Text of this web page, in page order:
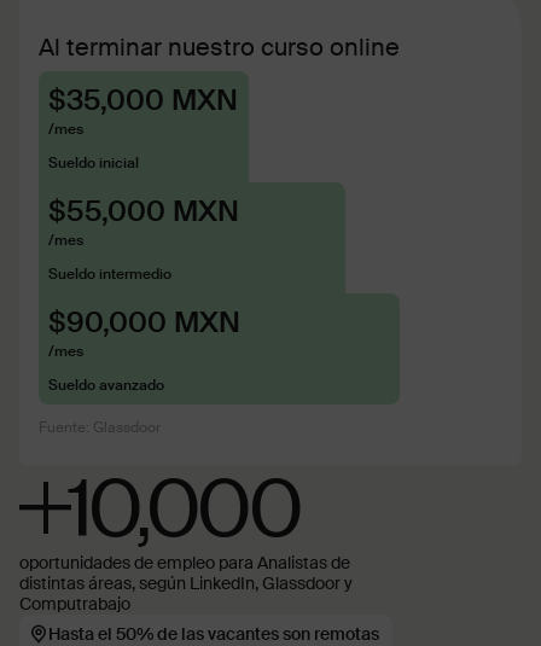
Hasta el 50% de las vacantes son remotas
+10,000
oportunidades de empleo para Analistas de
distintas áreas, según LinkedIn, Glassdoor y
Computrabajo
Al terminar nuestro curso online
$35,000 MXN
/mes
Sueldo inicial
$55,000 MXN
/mes
Sueldo intermedio
$90,000 MXN
/mes
Sueldo avanzado
Fuente: Glassdoor